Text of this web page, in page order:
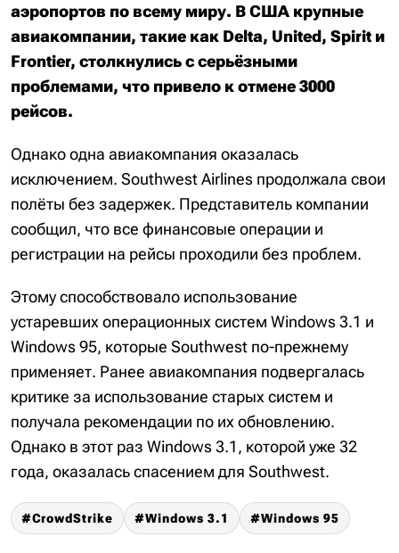
аэропортов по всему миру. В США крупные
авиакомпании, такие как Delta, United, Spirit и
Frontier, столкнулись с серьёзными
проблемами, что привело к отмене 3000
рейсов.
Однако одна авиакомпания оказалась
исключением. Southwest Airlines продолжала свои
полёты без задержек. Представитель компании
сообщил, что все финансовые операции и
регистрации на рейсы проходили без проблем.
Этому способствовало использование
устаревших операционных систем Windows 3.1 и
Windows 95, которые Southwest по-прежнему
применяет. Ранее авиакомпания подвергалась
критике за использование старых систем и
получала рекомендации по их обновлению.
Однако в этот раз Windows 3.1, которой уже 32
года, оказалась спасением для Southwest.
CrowdStrike Windows 3.1 Windows 95